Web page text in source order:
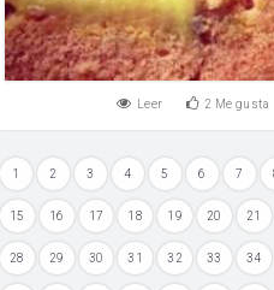
Leer 2 Me gusta
1 2 3 4 5 6 7
15 16 17 18 19 20 21
28 29 30 31 32 33 34